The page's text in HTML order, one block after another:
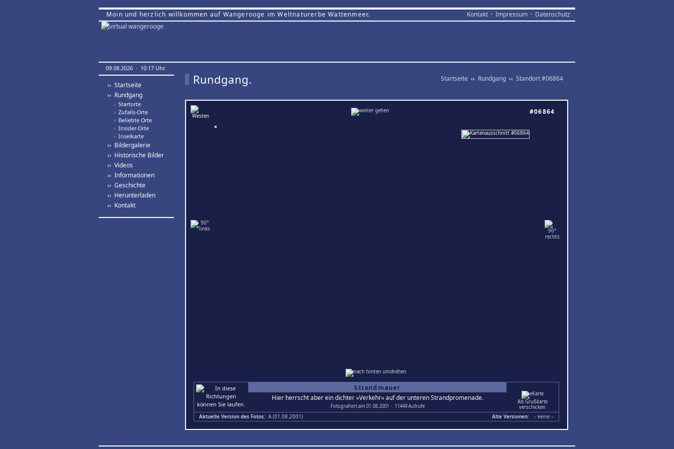
Moin und herzlich willkommen auf Wangerooge im Weltnaturerbe Wattenmeer. Kontakt · Impressum · Datenschutz
09.08.2026 · 10:17 Uhr.
›› Startseite
›› Rundgang
› Startorte
› Zufalls-Orte
› Beliebte Orte
› Insider-Orte
› Inselkarte
›› Bildergalerie
›› Historische Bilder
›› Videos
›› Informationen
›› Geschichte
›› Herunterladen
›› Kontakt
Startseite ‹‹ Rundgang ‹‹ Standort #06864
Rundgang.
#06864
Strandmauer
Hier herrscht aber ein dichter »Verkehr« auf der unteren Strandpromenade.
Fotografiert am 01.08.2001 · 11449 Aufrufe
Als Grußkarte
verschicken
Aktuelle Version des Fotos: A (01.08.2001) Alte Versionen: – keine –